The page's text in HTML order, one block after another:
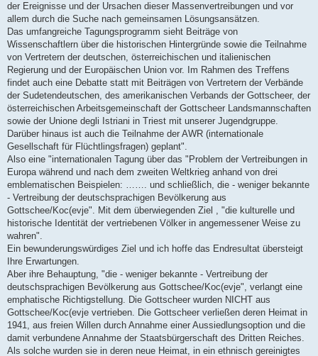
der Ereignisse und der Ursachen dieser Massenvertreibungen und vor
allem durch die Suche nach gemeinsamen Lösungsansätzen.
Das umfangreiche Tagungsprogramm sieht Beiträge von
Wissenschaftlern über die historischen Hintergründe sowie die Teilnahme
von Vertretern der deutschen, österreichischen und italienischen
Regierung und der Europäischen Union vor. Im Rahmen des Treffens
findet auch eine Debatte statt mit Beiträgen von Vertretern der Verbände
der Sudetendeutschen, des amerikanischen Verbands der Gottscheer, der
österreichischen Arbeitsgemeinschaft der Gottscheer Landsmannschaften
sowie der Unione degli Istriani in Triest mit unserer Jugendgruppe.
Darüber hinaus ist auch die Teilnahme der AWR (internationale
Gesellschaft für Flüchtlingsfragen) geplant".
Also eine "internationalen Tagung über das "Problem der Vertreibungen in
Europa während und nach dem zweiten Weltkrieg anhand von drei
emblematischen Beispielen: ……. und schließlich, die - weniger bekannte
- Vertreibung der deutschsprachigen Bevölkerung aus
Gottschee/Koc(evje". Mit dem überwiegenden Ziel , "die kulturelle und
historische Identität der vertriebenen Völker in angemessener Weise zu
wahren".
Ein bewunderungswürdiges Ziel und ich hoffe das Endresultat übersteigt
Ihre Erwartungen.
Aber ihre Behauptung, "die - weniger bekannte - Vertreibung der
deutschsprachigen Bevölkerung aus Gottschee/Koc(evje", verlangt eine
emphatische Richtigstellung. Die Gottscheer wurden NICHT aus
Gottschee/Koc(evje vertrieben. Die Gottscheer verließen deren Heimat in
1941, aus freien Willen durch Annahme einer Aussiedlungsoption und die
damit verbundene Annahme der Staatsbürgerschaft des Dritten Reiches.
Als solche wurden sie in deren neue Heimat, in ein ethnisch gereinigtes